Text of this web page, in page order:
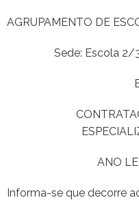
AGRUPAMENTO DE
Sede: Escola 2/
ANO
Informa-se que decorre